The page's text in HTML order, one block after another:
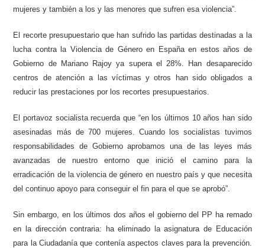
mujeres y también a los y las menores que sufren esa violencia”.
El recorte presupuestario que han sufrido las partidas destinadas a la
lucha contra la Violencia de Género en España en estos años de
Gobierno de Mariano Rajoy ya supera el 28%. Han desaparecido
centros de atención a las víctimas y otros han sido obligados a
reducir las prestaciones por los recortes presupuestarios.
El portavoz socialista recuerda que “en los últimos 10 años han sido
asesinadas más de 700 mujeres. Cuando los socialistas tuvimos
responsabilidades de Gobierno aprobamos una de las leyes más
avanzadas de nuestro entorno que inició el camino para la
erradicación de la violencia de género en nuestro país y que necesita
del continuo apoyo para conseguir el fin para el que se aprobó”.
Sin embargo, en los últimos dos años el gobierno del PP ha remado
en la dirección contraria: ha eliminado la asignatura de Educación
para la Ciudadanía que contenía aspectos claves para la prevención.